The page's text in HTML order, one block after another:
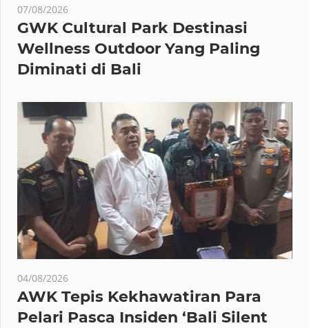
07/08/2026
GWK Cultural Park Destinasi
Wellness Outdoor Yang Paling
Diminati di Bali
04/08/2026
AWK Tepis Kekhawatiran Para
Pelari Pasca Insiden ‘Bali Silent